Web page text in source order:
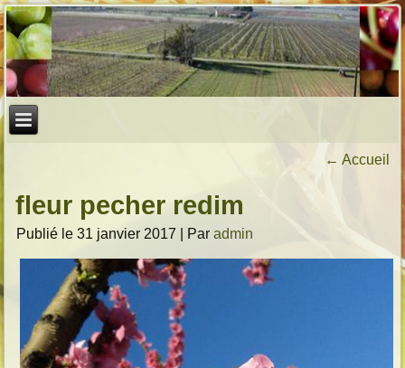
← Accueil
fleur pecher redim
Publié le 31 janvier 2017 Par admin